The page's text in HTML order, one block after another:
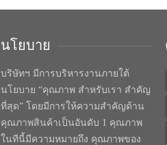
นโยบาย
บริษัทฯ มีการบริหารงานภายใต้
นโยบาย “คุณภาพ สำหรับเรา สำคัญ
ที่สุด” โดยมีการให้ความสำคัญด้าน
คุณภาพสินค้าเป็นอันดับ 1 คุณภาพ
ในทีนี้มีความหมายถึง คุณภาพของ